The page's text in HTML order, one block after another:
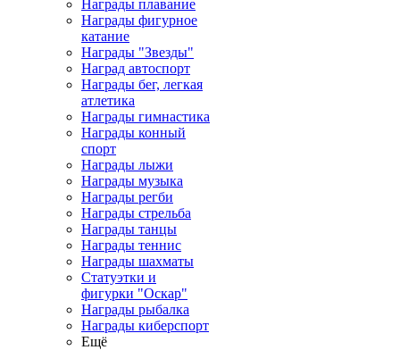
Награды плавание
Награды фигурное
катание
Награды "Звезды"
Наград автоспорт
Награды бег, легкая
атлетика
Награды гимнастика
Награды конный
спорт
Награды лыжи
Награды музыка
Награды регби
Награды стрельба
Награды танцы
Награды теннис
Награды шахматы
Статуэтки и
фигурки "Оскар"
Награды рыбалка
Награды киберспорт
Ещё